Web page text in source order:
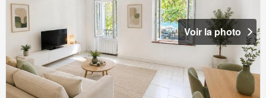
Voir la photo